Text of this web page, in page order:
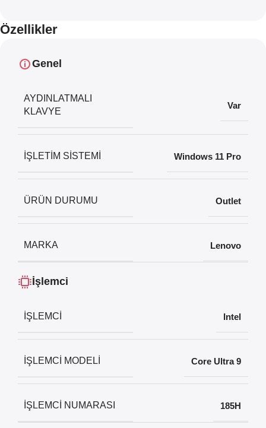
Özellikler
Genel
AYDINLATMALI
KLAVYE
Var
İŞLETIM SISTEMI Windows 11 Pro
ÜRÜN DURUMU Outlet
MARKA Lenovo
İşlemci
İŞLEMCI Intel
İŞLEMCI MODELI Core Ultra 9
İŞLEMCI NUMARASI 185H